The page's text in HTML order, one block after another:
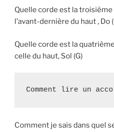
Quelle corde est la troisième
l’avant-dernière du haut , Do
Quelle corde est la
celle du haut, Sol (G)
Comment lire un
Comment je sais dans quel